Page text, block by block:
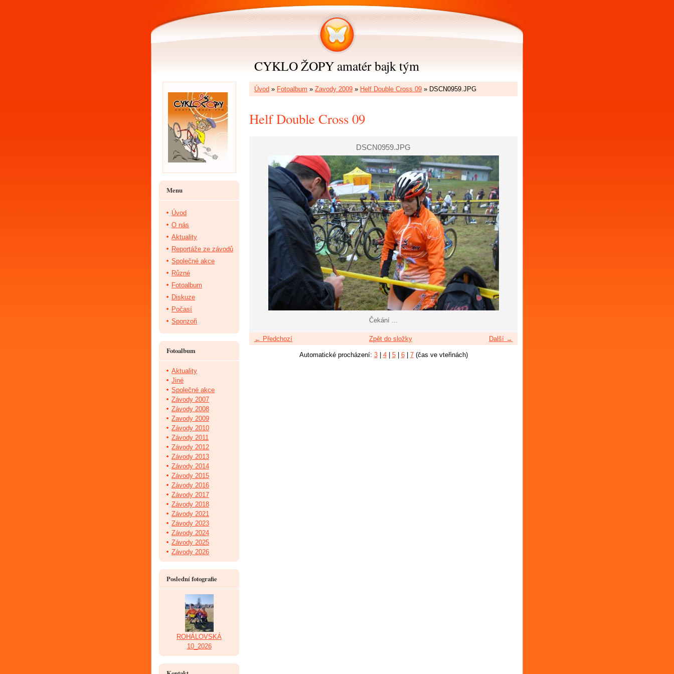
CYKLO ŽOPY amatér bajk tým
Úvod » Fotoalbum » Zavody 2009 » Helf Double Cross 09 » DSCN0959.JPG
Helf Double Cross 09
DSCN0959.JPG
Čekání ...
← Předchozí Další →
Zpět do složky
Automatické procházení: 3| 4| 5| 6| 7(čas ve vteřinách)
Menu
Úvod
O nás
Aktuality
Reportáže ze závodů
Společné akce
Různé
Fotoalbum
Diskuze
Počasí
Sponzoři
Fotoalbum
Aktuality
Jiné
Společné akce
Závody 2007
Závody 2008
Zavody 2009
Závody 2010
Závody 2011
Závody 2012
Závody 2013
Závody 2014
Závody 2015
Závody 2016
Závody 2017
Závody 2018
Závody 2021
Závody 2023
Závody 2024
Závody 2025
Závody 2026
Poslední fotografie
ROHÁLOVSKÁ
10_2026